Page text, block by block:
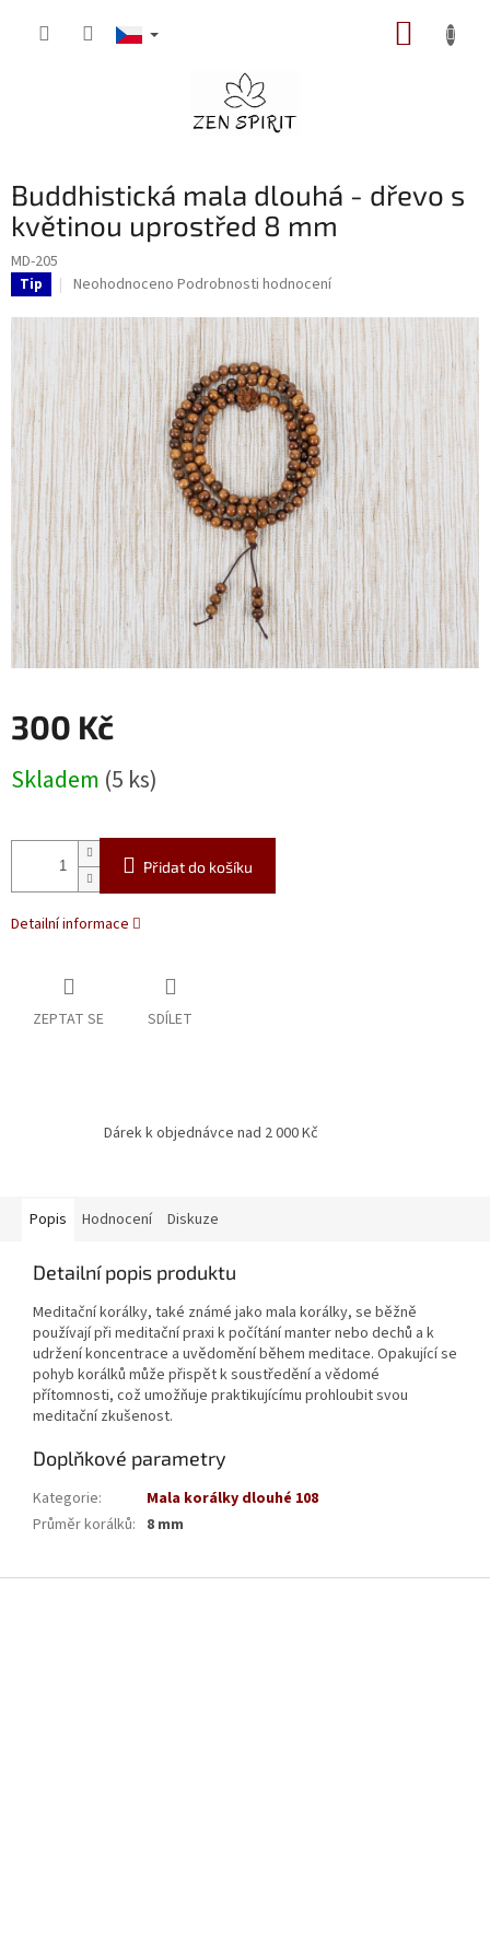
Buddhistická mala dlouhá - dřevo s
květinou uprostřed 8 mm
MD-205
Tip
Průměrné
produktu
je
0,0
5
hvězdiček.
Neohodnoceno Podrobnosti hodnocení
300 Kč
cena:
Skladem (5 ks)
Přidat do košíku
Detailní informace
ZEPTAT SE SDÍLET
Dárek k objednávce nad 2 000 Kč
Popis Hodnocení Diskuze
Detailní popis produktu
Meditační korálky, také známé jako mala korálky, se běžně
používají při meditační praxi k počítání manter nebo dechů a k
udržení koncentrace a uvědomění během meditace. Opakující se
pohyb korálků může přispět k soustředění a vědomé
přítomnosti, což umožňuje praktikujícímu prohloubit svou
meditační zkušenost.
Doplňkové parametry
Kategorie:
Mala korálky dlouhé 108
Průměr korálků: 8 mm